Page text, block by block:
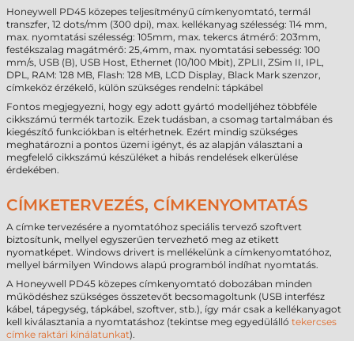
Honeywell PD45 közepes teljesítményű címkenyomtató, termál
transzfer, 12 dots/mm (300 dpi), max. kellékanyag szélesség: 114 mm,
max. nyomtatási szélesség: 105mm, max. tekercs átmérő: 203mm,
festékszalag magátmérő: 25,4mm, max. nyomtatási sebesség: 100
mm/s, USB (B), USB Host, Ethernet (10/100 Mbit), ZPLII, ZSim II, IPL,
DPL, RAM: 128 MB, Flash: 128 MB, LCD Display, Black Mark szenzor,
címkeköz érzékelő, külön szükséges rendelni: tápkábel
Fontos megjegyezni, hogy egy adott gyártó modelljéhez többféle
cikkszámú termék tartozik. Ezek tudásban, a csomag tartalmában és
kiegészítő funkciókban is eltérhetnek. Ezért mindig szükséges
meghatározni a pontos üzemi igényt, és az alapján választani a
megfelelő cikkszámú készüléket a hibás rendelések elkerülése
érdekében.
CÍMKETERVEZÉS, CÍMKENYOMTATÁS
A címke tervezésére a nyomtatóhoz speciális tervező szoftvert
biztosítunk, mellyel egyszerűen tervezhető meg az etikett
nyomatképet. Windows drivert is mellékelünk a címkenyomtatóhoz,
mellyel bármilyen Windows alapú programból indíhat nyomtatás.
A Honeywell PD45 közepes címkenyomtató dobozában minden
működéshez szükséges összetevőt becsomagoltunk (USB interfész
kábel, tápegység, tápkábel, szoftver, stb.), így már csak a kellékanyagot
kell kiválasztania a nyomtatáshoz (tekintse meg egyedülálló tekercses
címke raktári kínálatunkat).